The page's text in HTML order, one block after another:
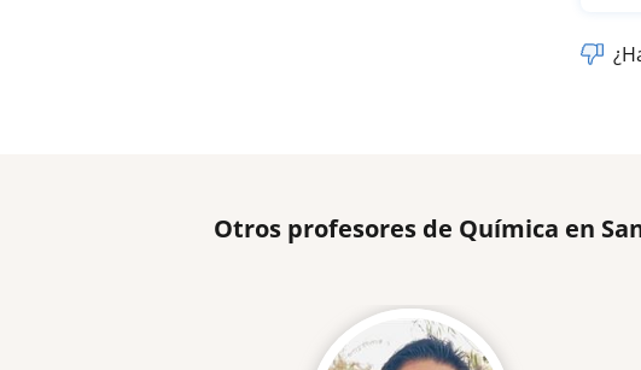
Otros profesores de Química en